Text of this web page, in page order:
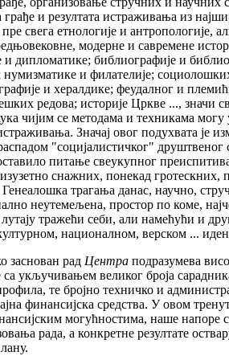
и резултата истраживања из
свега етнологије и антропологије,
модерне и савремене
и дипломатике; библиографије и
нумизматике и филателије;
и хералдике; феудалног и
редова; историје Цркве ..., значи
чијим се методама и техникама могу
Значај овог подухвата је
"социјалистичког" друштвеног
питање свеукупног
снажних, понекад гротескних,
трагања данас, научно,
неутемељена, простор по коме,
тражећи себи, али намећући и
националном, верском ...
заснован рад Центра подразумева
са укључивањем великог броја
те бројно техничко и
финансијска средства. У овом
могућностима, наше напоре
рада, а конкретне резултате